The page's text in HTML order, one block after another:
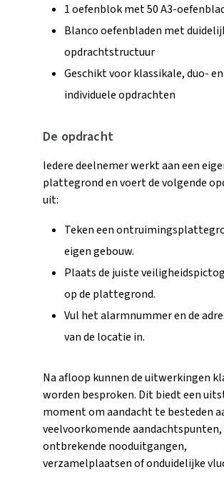
1 oefenblok met 50 A3-
Blanco oefenbladen met
opdrachtstructuur
Geschikt voor klassikale, duo- en
individuele opdrachten
De opdracht
Iedere deelnemer werkt aan een
plattegrond en voert de volgende
uit:
Teken een
eigen gebouw.
Plaats de juiste
op de plattegrond.
Vul het alarmnummer en de
van de locatie in.
Na afloop kunnen de uitwerkingen
worden besproken. Dit biedt een
moment om aandacht te besteden
veelvoorkomende aandachtspunten,
ontbrekende nooduitgangen,
verzamelplaatsen of onduidelijke